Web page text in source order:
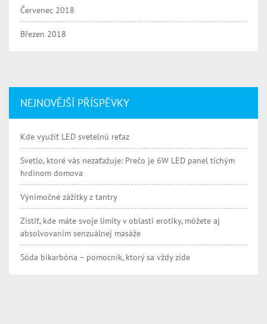
Červenec 2018
Březen 2018
NEJNOVĚJŠÍ PŘÍSPĚVKY
Kde využiť LED svetelnú reťaz
Svetlo, ktoré vás nezaťažuje: Prečo je 6W LED panel tichým
hrdinom domova
Výnimočné zážitky z tantry
Zistiť, kde máte svoje limity v oblasti erotiky, môžete aj
absolvovaním senzuálnej masáže
Sóda bikarbóna – pomocník, ktorý sa vždy zíde